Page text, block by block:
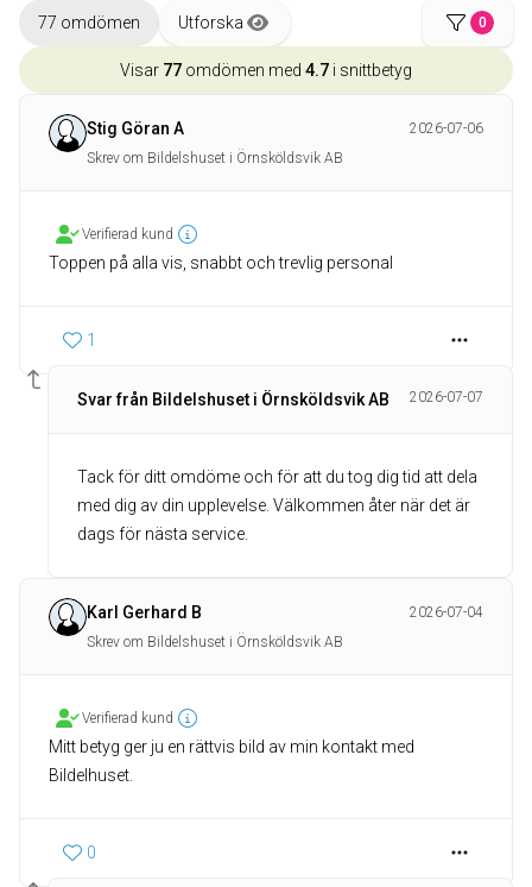
77 omdömen Utforska 0
Visar 77 omdömen med 4.7 i snittbetyg
Stig Göran A
2026-07-06
Skrev om Bildelshuset i Örnsköldsvik AB
Verifierad kund
Toppen på alla vis, snabbt och trevlig personal
1
Svar från Bildelshuset i Örnsköldsvik AB 2026-07-07
Tack för ditt omdöme och för att du tog dig tid att dela
med dig av din upplevelse. Välkommen åter när det är
dags för nästa service.
Karl Gerhard B
2026-07-04
Skrev om Bildelshuset i Örnsköldsvik AB
Verifierad kund
Mitt betyg ger ju en rättvis bild av min kontakt med
Bildelhuset.
0